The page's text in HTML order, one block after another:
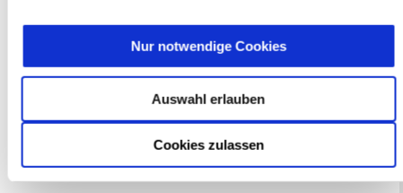
Cookies zulassen
Auswahl erlauben
Nur notwendige Cookies
Flächennutzungsplan zu beteiligen.
Aktuelle Bürgerbeteiligungen zu
Aktuelle Bürgerbeteiligungen zu
Flächennutzungsplan-Änderungen finden
Sie hier.